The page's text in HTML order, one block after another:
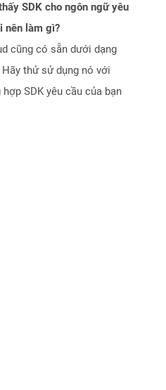
SDK cho ngôn ngữ yêu
nên làm gì?
cũng có sẵn dưới dạng
thử sử dụng nó với
SDK yêu cầu của bạn